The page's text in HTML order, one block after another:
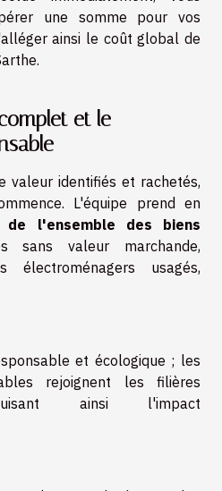
une somme pour vos
ainsi le coût global de
et le
valeur identifiés et rachetés,
L'équipe prend en
de l'ensemble des biens
sans valeur marchande,
électroménagers usagés,
et écologique ; les
rejoignent les filières
ainsi l'impact